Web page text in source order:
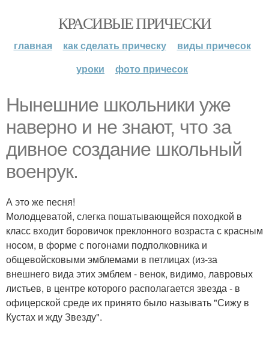
КРАСИВЫЕ ПРИЧЕСКИ
главная как сделать прическу
виды причесок
уроки
фото причесок
Нынешние школьники уже
наверно и не знают, что за
дивное создание школьный
военрук.
А это же песня!
Молодцеватой, слегка пошатывающейся походкой в
класс входит боровичок преклонного возраста с красным
носом, в форме с погонами подполковника и
общевойсковыми эмблемами в петлицах (из-за
внешнего вида этих эмблем - венок, видимо, лавровых
листьев, в центре которого располагается звезда - в
офицерской среде их принято было называть "Сижу в
Кустах и жду Звезду".